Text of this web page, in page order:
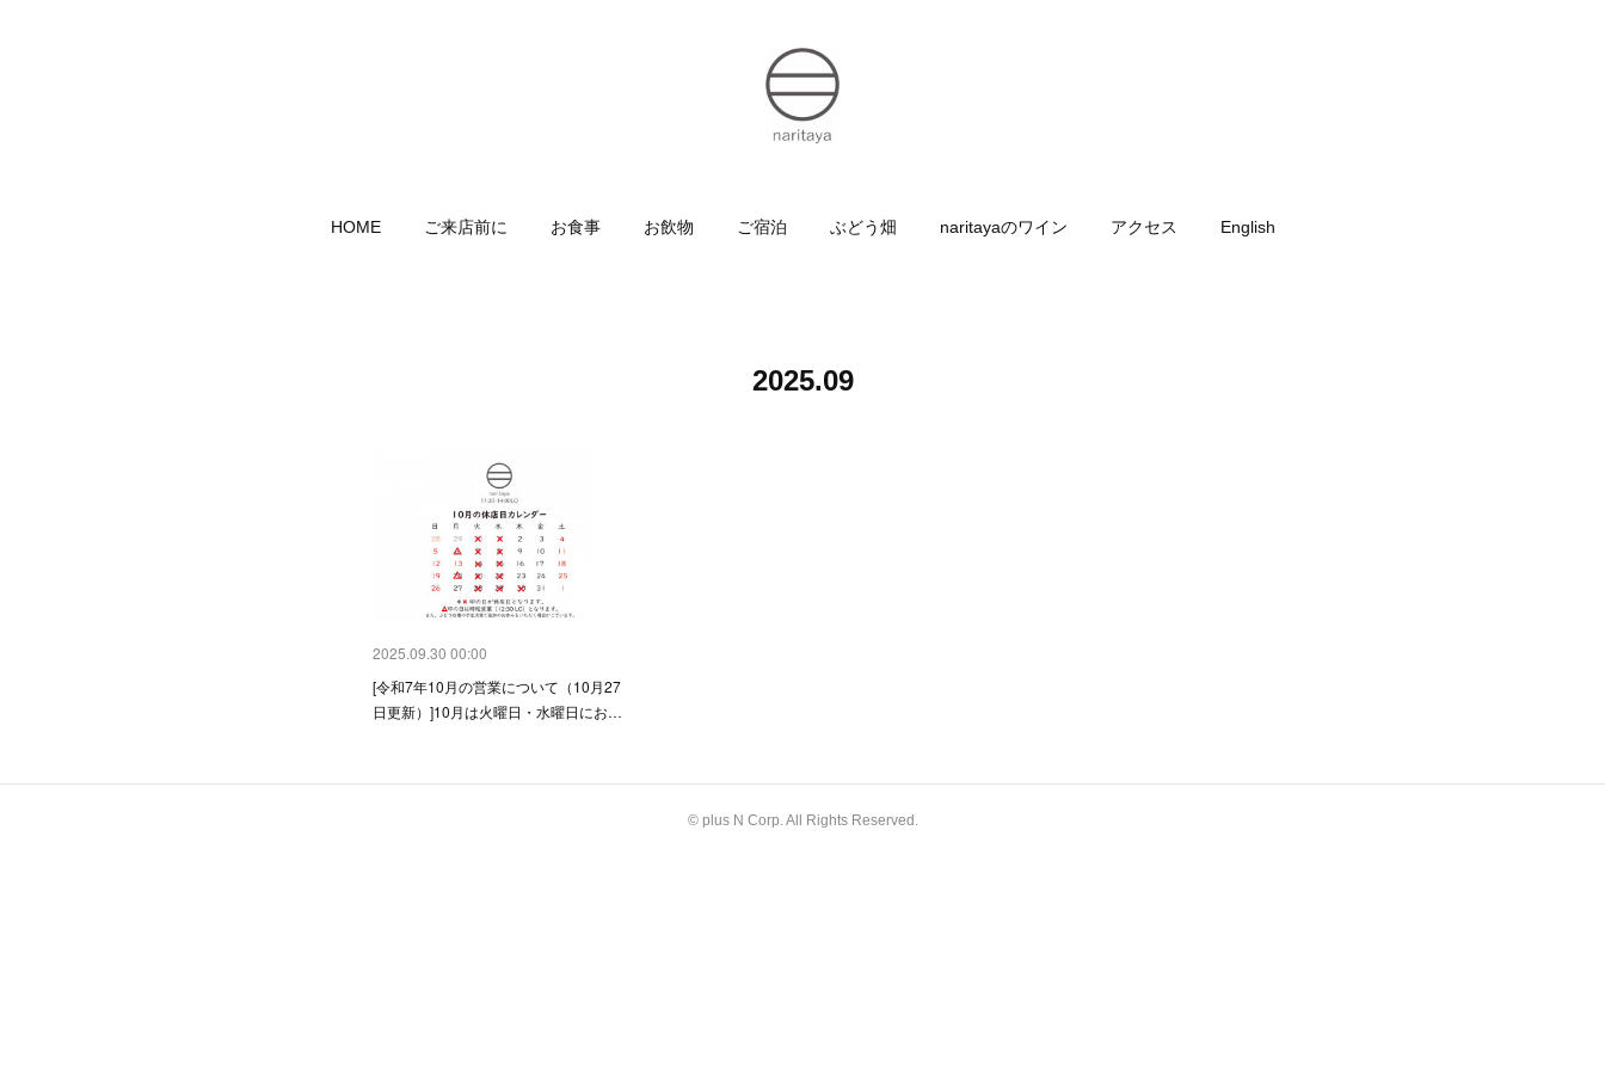
HOME ご来店前に お食事 お飲物 ご宿泊 ぶどう畑 naritayaのワイン アクセス English
2025.09
2025.09.30 00:00
[令和7年10月の営業について（10月27
日更新）]10月は火曜日・水曜日にお…
© plus N Corp. All Rights Reserved.